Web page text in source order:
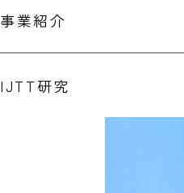
事業紹介
IJTT研究